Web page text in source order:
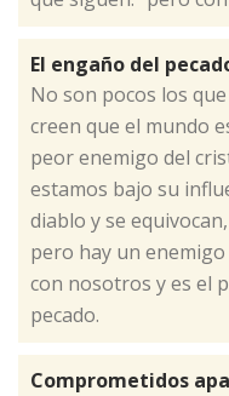
El engaño del
​No son pocos los que
creen que el mundo
peor enemigo del
estamos bajo su
diablo y se
pero hay un
con nosotros y es el
pecado.
Comprometidos